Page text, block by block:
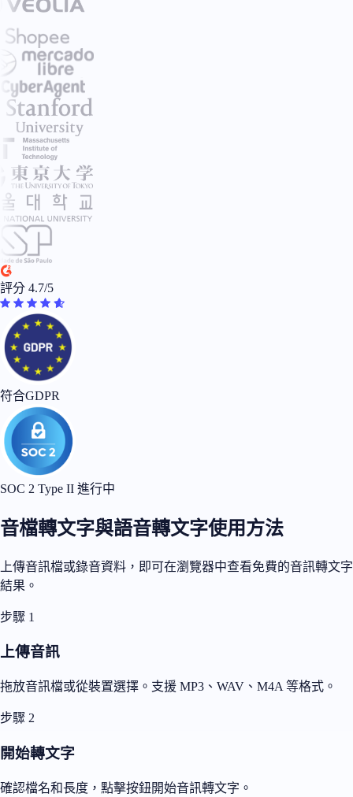
評分 4.7/5
符合GDPR
SOC 2 Type II 進行中
音檔轉文字與語音轉文字使用方法
上傳音訊檔或錄音資料，即可在瀏覽器中查看免費的音訊轉文字
結果。
步驟 1
上傳音訊
拖放音訊檔或從裝置選擇。支援 MP3、WAV、M4A 等格式。
步驟 2
開始轉文字
確認檔名和長度，點擊按鈕開始音訊轉文字。